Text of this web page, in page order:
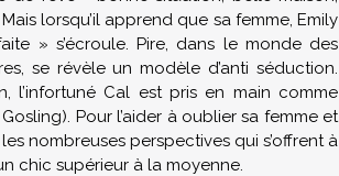
lorsqu’il apprend que sa femme, Emily
» s’écroule. Pire, dans le monde des
se révèle un modèle d’anti séduction.
l’infortuné Cal est pris en main comme
Pour l’aider à oublier sa femme et
nombreuses perspectives qui s’offrent à
chic supérieur à la moyenne.